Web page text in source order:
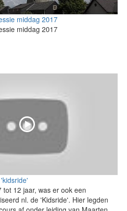
middag 2017
middag 2017
tot 12 jaar, was er ook een
nl. de 'Kidsride'. Hier legden